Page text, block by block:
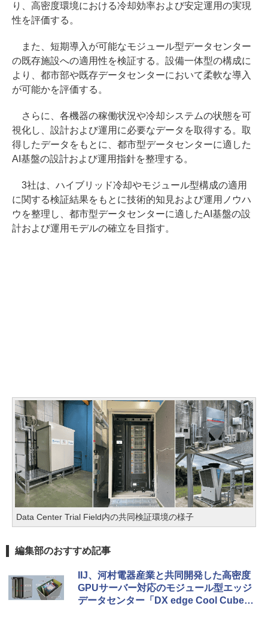
り、高密度環境における冷却効率および安定運用の実現
性を評価する。
また、短期導入が可能なモジュール型データセンター
の既存施設への適用性を検証する。設備一体型の構成に
より、都市部や既存データセンターにおいて柔軟な導入
が可能かを評価する。
さらに、各機器の稼働状況や冷却システムの状態を可
視化し、設計および運用に必要なデータを取得する。取
得したデータをもとに、都市型データセンターに適した
AI基盤の設計および運用指針を整理する。
3社は、ハイブリッド冷却やモジュール型構成の適用
に関する検証結果をもとに技術的知見および運用ノウハ
ウを整理し、都市型データセンターに適したAI基盤の設
計および運用モデルの確立を目指す。
Data Center Trial Field内の共同検証環境の様子
編集部のおすすめ記事
IIJ、河村電器産業と共同開発した高密度
GPUサーバー対応のモジュール型エッジ
データセンター「DX edge Cool Cube」